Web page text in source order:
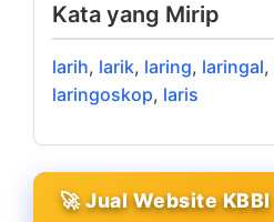
Kata yang Mirip
larih, larik, laring, laringal,
laringoskop, laris
🚀 Jual Website KBBI